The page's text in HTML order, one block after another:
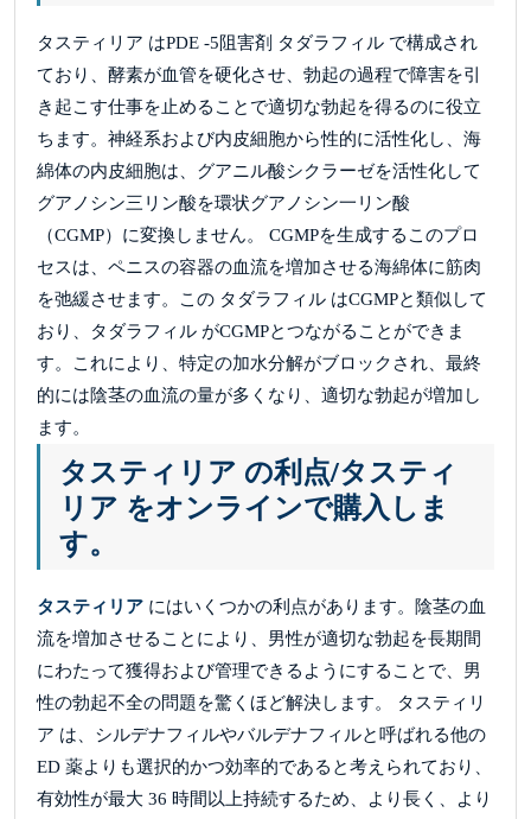
タスティリア はPDE -5阻害剤 タダラフィル で構成され
ており、酵素が血管を硬化させ、勃起の過程で障害を引
き起こす仕事を止めることで適切な勃起を得るのに役立
ちます。神経系および内皮細胞から性的に活性化し、海
綿体の内皮細胞は、グアニル酸シクラーゼを活性化して
グアノシン三リン酸を環状グアノシン一リン酸
（CGMP）に変換しません。 CGMPを生成するこのプロ
セスは、ペニスの容器の血流を増加させる海綿体に筋肉
を弛緩させます。この タダラフィル はCGMPと類似して
おり、タダラフィル がCGMPとつながることができま
す。これにより、特定の加水分解がブロックされ、最終
的には陰茎の血流の量が多くなり、適切な勃起が増加し
ます。
タスティリア の利点/タスティ
リア をオンラインで購入しま
す。
タスティリア にはいくつかの利点があります。陰茎の血
流を増加させることにより、男性が適切な勃起を長期間
にわたって獲得および管理できるようにすることで、男
性の勃起不全の問題を驚くほど解決します。 タスティリ
ア は、シルデナフィルやバルデナフィルと呼ばれる他の
ED 薬よりも選択的かつ効率的であると考えられており、
有効性が最大 36 時間以上持続するため、より長く、より